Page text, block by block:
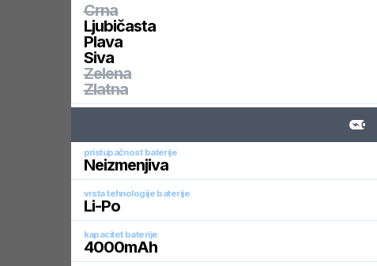
Crna
Ljubičasta
Plava
Siva
Zelena
Zlatna
pristupačnost baterije
Neizmenjiva
vrsta tehnologije baterije
Li-Po
kapacitet baterije
4000mAh